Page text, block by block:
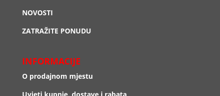
NOVOSTI
ZATRAŽITE PONUDU
INFORMACIJE
O prodajnom mjestu